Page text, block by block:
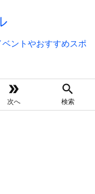
ントやおすすめスポ

次へ

検索